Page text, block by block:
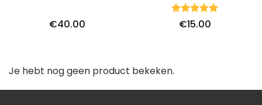
€40.00
Waardering
€15.00
Je hebt nog geen product bekeken.